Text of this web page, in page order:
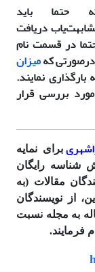
حتما باید
دریافت
در قسمت نام
کهمیزان
نمایند.
بررسی قرار
برای نمایه
شناسه رایگان
مقالات (به
از نویسندگان
به مجله نسبت